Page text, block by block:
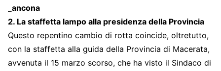
_ancona
2. La staffetta lampo alla presidenza della Provincia
Questo repentino cambio di rotta coincide, oltretutto,
con la staffetta alla guida della Provincia di Macerata,
avvenuta il 15 marzo scorso, che ha visto il Sindaco di